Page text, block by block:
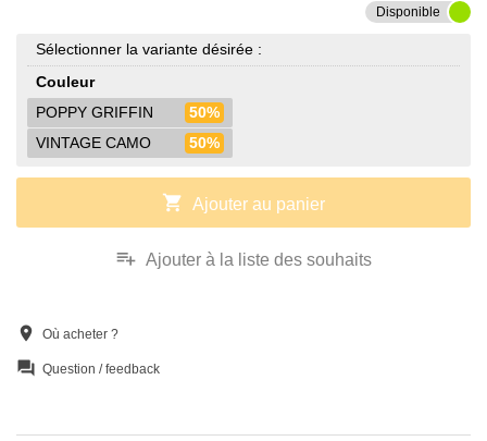
Disponible
Sélectionner la variante désirée :
Couleur
POPPY GRIFFIN
50%
VINTAGE CAMO
50%
shopping_cart Ajouter au panier
playlist_add Ajouter à la liste des souhaits
location_on Où acheter ?
question_answer Question / feedback